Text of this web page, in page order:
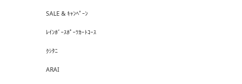
SALE & ｷｬﾝﾍﾟｰﾝ
ﾚｲﾝﾎﾞｰｽﾎﾟｰﾂｶｰﾄｺｰｽ
ｸｼﾀﾆ
ARAI